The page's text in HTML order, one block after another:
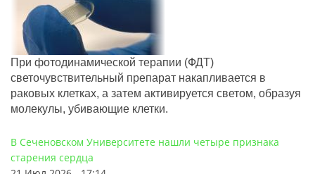
При фотодинамической терапии (ФДТ)
светочувствительный препарат накапливается в
раковых клетках, а затем активируется светом, образуя
молекулы, убивающие клетки.
В Сеченовском Университете нашли четыре признака
старения сердца